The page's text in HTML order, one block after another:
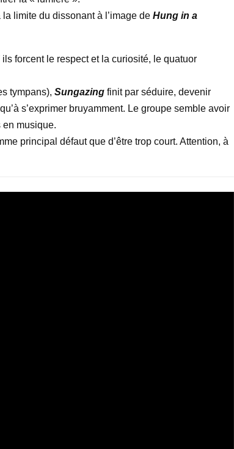
limite du dissonant à l’image de Hung in a
ils forcent le respect et la curiosité, le quatuor
tympans), Sungazing finit par séduire, devenir
s’exprimer bruyamment. Le groupe semble avoir
en musique.
principal défaut que d’être trop court. Attention, à